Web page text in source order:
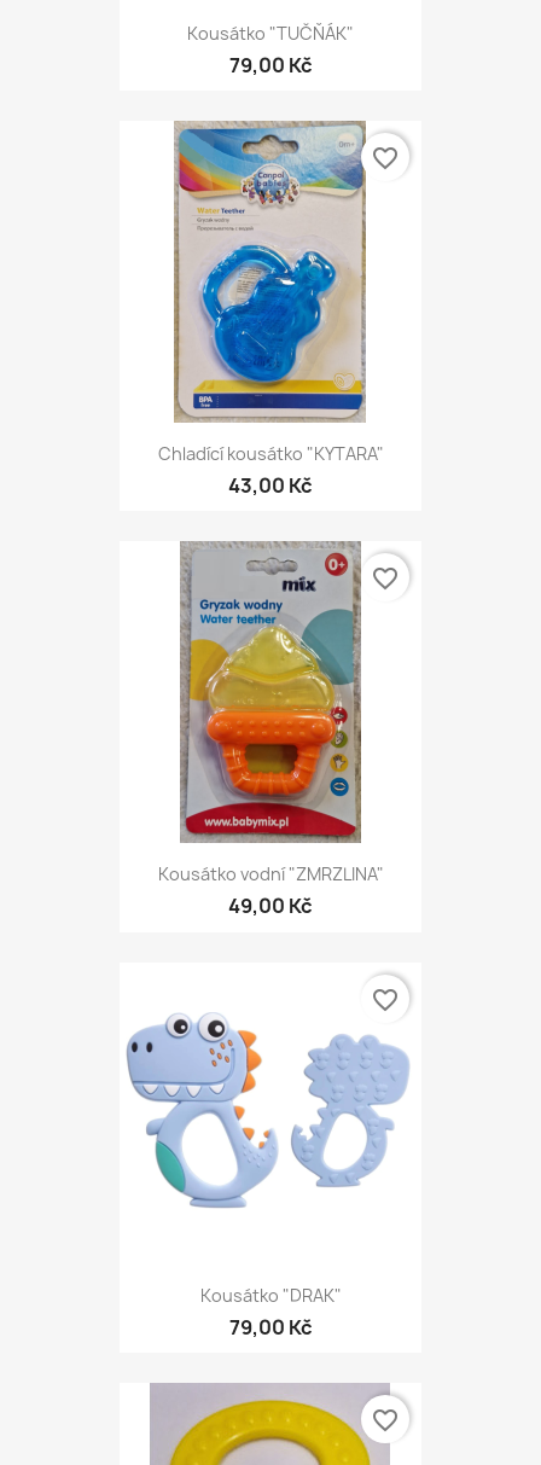
Kousátko "TUČŇÁK"
79,00 Kč
Chladící kousátko "KYTARA"
43,00 Kč
favorite_border
Kousátko vodní "ZMRZLINA"
49,00 Kč
favorite_border
Kousátko "DRAK"
79,00 Kč
favorite_border
favorite_border